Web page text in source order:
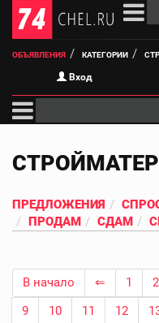
ОБЪЯВЛЕНИЯ КАТЕГОРИИ
Вход
ПРЕДЛОЖЕНИЯ
ПРОДАМ
СДАМ
В начало ⇐ 1 2
9
10 11 12